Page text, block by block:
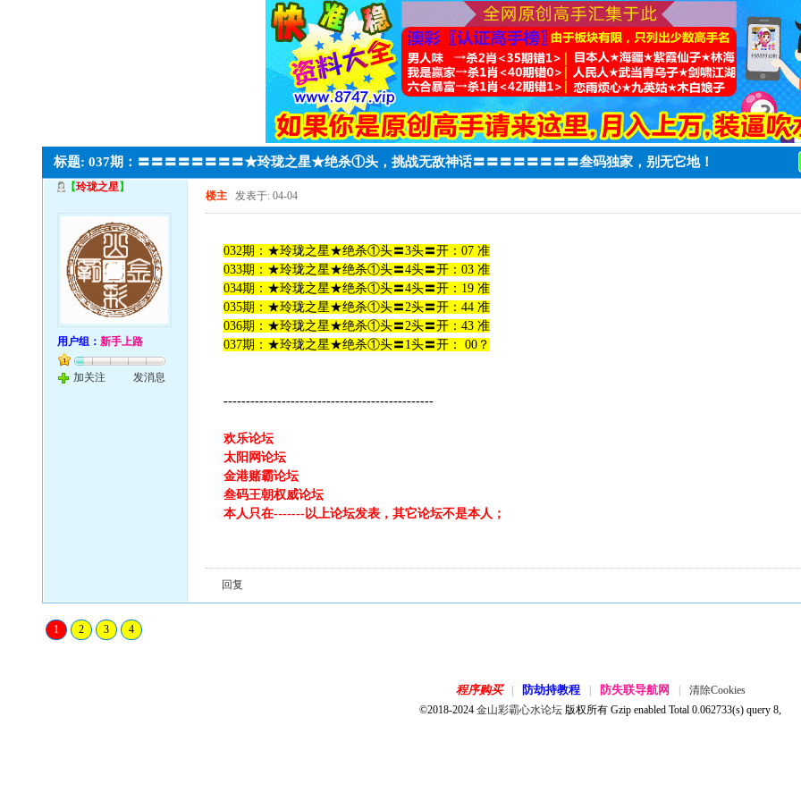
标题: 037期：〓〓〓〓〓〓〓〓★玲珑之星★绝杀①头，挑战无敌神话〓〓〓〓〓〓〓〓叁码独家，别无它地！
【玲珑之星】
用户组：新手上路
加关注 发消息
楼主 发表于: 04-04
032期：★玲珑之星★绝杀①头〓3头〓开：07 准
033期：★玲珑之星★绝杀①头〓4头〓开：03 准
034期：★玲珑之星★绝杀①头〓4头〓开：19 准
035期：★玲珑之星★绝杀①头〓2头〓开：44 准
036期：★玲珑之星★绝杀①头〓2头〓开：43 准
037期：★玲珑之星★绝杀①头〓1头〓开： 00？
-----------------------------------------------
欢乐论坛
太阳网论坛
金港赌霸论坛
叁码王朝权威论坛
本人只在-------以上论坛发表，其它论坛不是本人；
回复
1 2 3 4
程序购买 防劫持教程 防失联导航网
清除Cookies
©2018-2024金山彩霸心水论坛 版权所有 Gzip enabledTotal 0.062733(s) query 8,